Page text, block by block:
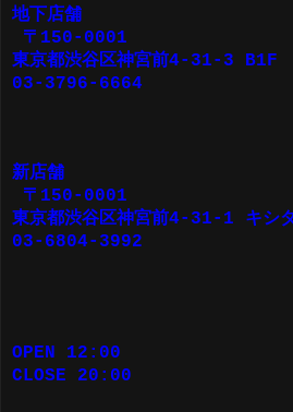
地下店舗
〒150-0001
東京都渋谷区神宮前4-31-3 B1F
03-3796-6664
新店舗
〒150-0001
東京都渋谷区神宮前4-31-1 キシ
03-6804-3992
OPEN 12:00
CLOSE 20:00